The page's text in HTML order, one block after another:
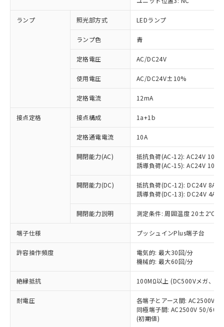
ランプ 照光部方式 LEDランプ
ランプ色 青
定格電圧 AC/DC24V
使用電圧 AC/DC24V±10%
定格電流 12mA
接点定格 接点構成 1a+1b
定格通電電流 10A
開閉能力(AC)
抵抗負荷(AC-12): AC24V 10A/
誘導負荷(AC-15): AC24V
開閉能力(DC)
抵抗負荷(DC-12): DC24V 8A/
誘導負荷(DC-13): DC24V 4A/
開閉能力説明 測定条件: 周囲温度 20±2℃、
端子仕様 プッシュインPlus端子台
許容操作頻度
電気的: 最大30回/分
機械的: 最大60回/分
絶縁抵抗 100MΩ以上 (DC500Vメガ、点
耐電圧
各端子とアース間: AC2500V
同極端子間: AC2500V 50/
(初期値)
ご利用条件
ご利用ください。
本サービスは、当社制御機器事業取扱
商品の当社在庫状況および標準価格
(税抜)を提供させていただくもので
当社制御機器事業取扱商品の中には、
本サービスの対象外となる商品もある
ことをご了承ください。
在庫状況および標準価格照会結果は、
対応済み：EU RoHS指令（10物質）の
非含有に対応した製品が提供可能な商品で
対応予定：EU RoHS指令（10物質）の非含
有に対応した製品に切り替える予定のある
対応予定なし：EU RoHS指令（10物質）の
非含有に非対応の商品で、対応品を出す予
定はありません。
調査・確認中：EU RoHS指令（10物質）の
非含有の対応状況を調査中または確認中の
害物質有無と関係のない商品です。
仕入先様の事情により、非含有部品として
いたものが、含有品と判明した場合などや
むを得ず変更することがあります。
※1 中国RoHS○×表
「○」：最大均質材料含有率が中国RoHSの
基準値以下であることを示します。
「×」：最大均質材料含有率が中国RoHSの
基準値を超えていることを示します。
「－」：未確認です。当社販売部門へお問
当社は、これら貴社製品のうち、外国
為替および外国貿易法に定める商品